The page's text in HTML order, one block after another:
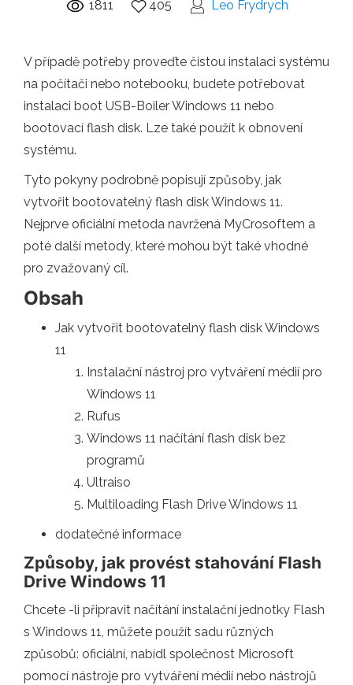
1811 405 Leo Frydrych
V případě potřeby proveďte čistou instalaci systému
na počítači nebo notebooku, budete potřebovat
instalaci boot USB-Boiler Windows 11 nebo
bootovací flash disk. Lze také použít k obnovení
systému.
Tyto pokyny podrobně popisují způsoby, jak
vytvořit bootovatelný flash disk Windows 11.
Nejprve oficiální metoda navržená MyCrosoftem a
poté další metody, které mohou být také vhodné
pro zvažovaný cíl.
Obsah
Jak vytvořit bootovatelný flash disk Windows
11
Instalační nástroj pro vytváření médií pro
Windows 11
Rufus
Windows 11 načítání flash disk bez
programů
Ultraiso
Multiloading Flash Drive Windows 11
dodatečné informace
Způsoby, jak provést stahování Flash
Drive Windows 11
Chcete -li připravit načítání instalační jednotky Flash
s Windows 11, můžete použít sadu různých
způsobů: oficiální, nabídl společnost Microsoft
pomocí nástroje pro vytváření médií nebo nástrojů